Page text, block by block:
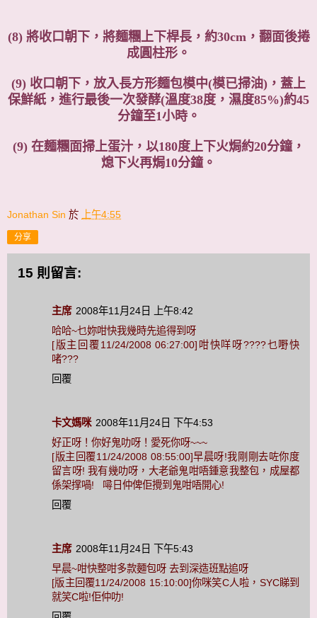
(8) 將收口朝下，將麵糰上下桿長，約30cm，翻面後捲
成圓柱形。
(9) 收口朝下，放入長方形麵包模中(模已掃油)，蓋上
保鮮紙，進行最後一次發酵(溫度38度，濕度85%)約45
分鐘至1小時。
(9) 在麵糰面掃上蛋汁，以180度上下火焗約20分鐘，
熄下火再焗10分鐘。
Jonathan Sin 於 上午4:55
分享
15 則留言:
主席 2008年11月24日 上午8:42
哈哈~乜妳咁快我幾時先追得到呀
[版主回覆11/24/2008 06:27:00]咁快咩呀????乜嘢快
啫???
回覆
卡文媽咪 2008年11月24日 下午4:53
好正呀！你好鬼叻呀！愛死你呀~~~
[版主回覆11/24/2008 08:55:00]早晨呀!我剛剛去咗你度
留言呀! 我有幾叻呀，大老爺鬼咁唔鍾意我整包，成屋都
係架撑喎! 噚日仲俾佢攪到鬼咁唔開心!
回覆
主席 2008年11月24日 下午5:43
早晨~咁快整咁多款麵包呀 去到深造班點追呀
[版主回覆11/24/2008 15:10:00]你咪笑C人啦，SYC睇到
就笑C啦!佢仲叻!